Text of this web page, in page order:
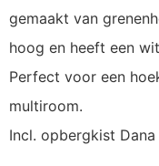
gemaakt van
hoog en heeft een
Perfect voor een
multiroom.
Incl. opbergkist